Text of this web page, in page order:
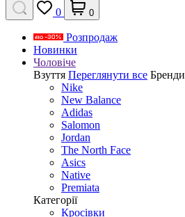
0 0
Розпродаж
Новинки
Чоловіче
Взуття Переглянути все Бренди
Nike
New Balance
Adidas
Salomon
Jordan
The North Face
Asics
Native
Premiata
Категорії
Кросівки